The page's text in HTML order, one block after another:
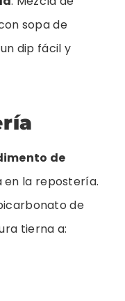
sopa de
dip fácil y
de
en la repostería.
de
tierna a: